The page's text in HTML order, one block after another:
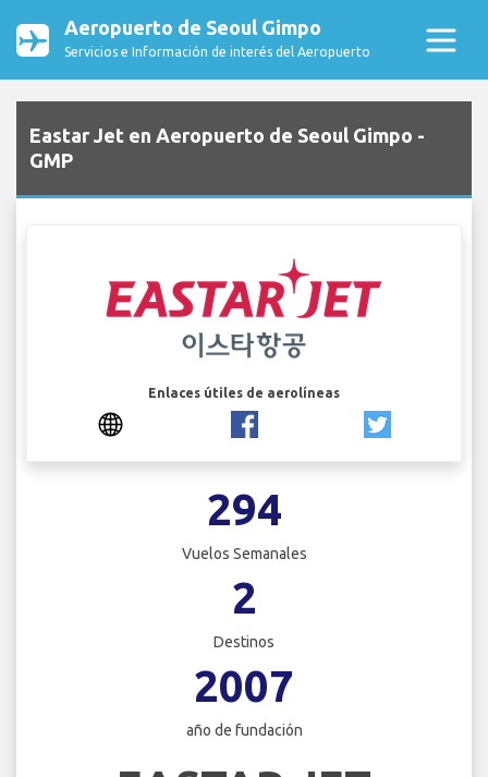
Aeropuerto de Seoul Gimpo
Servicios e Información de interés del Aeropuerto
Eastar Jet en Aeropuerto de Seoul Gimpo -
GMP
Enlaces útiles de aerolíneas
294
Vuelos Semanales
2
Destinos
2007
año de fundación